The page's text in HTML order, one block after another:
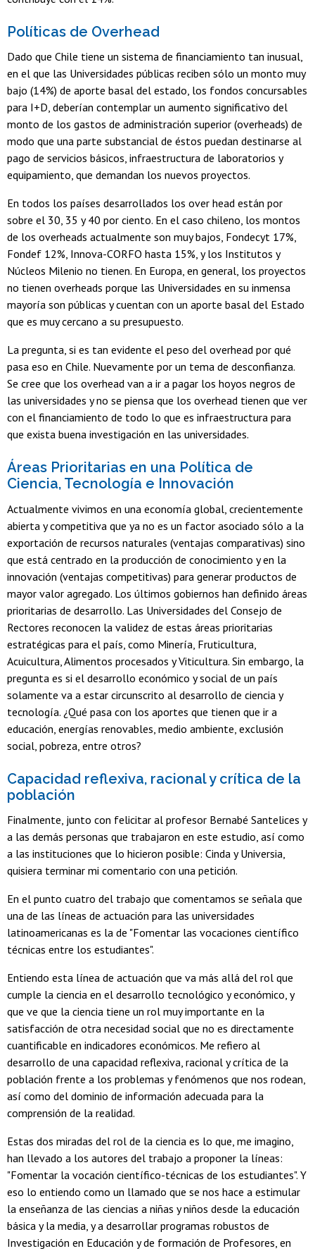
Políticas de Overhead
Dado que Chile tiene un sistema de financiamiento tan inusual,
en el que las Universidades públicas reciben sólo un monto muy
bajo (14%) de aporte basal del estado, los fondos concursables
para I+D, deberían contemplar un aumento significativo del
monto de los gastos de administración superior (overheads) de
modo que una parte substancial de éstos puedan destinarse al
pago de servicios básicos, infraestructura de laboratorios y
equipamiento, que demandan los nuevos proyectos.
En todos los países desarrollados los over head están por
sobre el 30, 35 y 40 por ciento. En el caso chileno, los montos
de los overheads actualmente son muy bajos, Fondecyt 17%,
Fondef 12%, Innova-CORFO hasta 15%, y los Institutos y
Núcleos Milenio no tienen. En Europa, en general, los proyectos
no tienen overheads porque las Universidades en su inmensa
mayoría son públicas y cuentan con un aporte basal del Estado
que es muy cercano a su presupuesto.
La pregunta, si es tan evidente el peso del overhead por qué
pasa eso en Chile. Nuevamente por un tema de desconfianza.
Se cree que los overhead van a ir a pagar los hoyos negros de
las universidades y no se piensa que los overhead tienen que ver
con el financiamiento de todo lo que es infraestructura para
que exista buena investigación en las universidades.
Áreas Prioritarias en una Política de
Ciencia, Tecnología e Innovación
Actualmente vivimos en una economía global, crecientemente
abierta y competitiva que ya no es un factor asociado sólo a la
exportación de recursos naturales (ventajas comparativas) sino
que está centrado en la producción de conocimiento y en la
innovación (ventajas competitivas) para generar productos de
mayor valor agregado. Los últimos gobiernos han definido áreas
prioritarias de desarrollo. Las Universidades del Consejo de
Rectores reconocen la validez de estas áreas prioritarias
estratégicas para el país, como Minería, Fruticultura,
Acuicultura, Alimentos procesados y Viticultura. Sin embargo, la
pregunta es si el desarrollo económico y social de un país
solamente va a estar circunscrito al desarrollo de ciencia y
tecnología. ¿Qué pasa con los aportes que tienen que ir a
educación, energías renovables, medio ambiente, exclusión
social, pobreza, entre otros?
Capacidad reflexiva, racional y crítica de la
población
Finalmente, junto con felicitar al profesor Bernabé Santelices y
a las demás personas que trabajaron en este estudio, así como
a las instituciones que lo hicieron posible: Cinda y Universia,
quisiera terminar mi comentario con una petición.
En el punto cuatro del trabajo que comentamos se señala que
una de las líneas de actuación para las universidades
latinoamericanas es la de "Fomentar las vocaciones científico
técnicas entre los estudiantes".
Entiendo esta línea de actuación que va más allá del rol que
cumple la ciencia en el desarrollo tecnológico y económico, y
que ve que la ciencia tiene un rol muy importante en la
satisfacción de otra necesidad social que no es directamente
cuantificable en indicadores económicos. Me refiero al
desarrollo de una capacidad reflexiva, racional y crítica de la
población frente a los problemas y fenómenos que nos rodean,
así como del dominio de información adecuada para la
comprensión de la realidad.
Estas dos miradas del rol de la ciencia es lo que, me imagino,
han llevado a los autores del trabajo a proponer la líneas:
"Fomentar la vocación científico-técnicas de los estudiantes". Y
eso lo entiendo como un llamado que se nos hace a estimular
la enseñanza de las ciencias a niñas y niños desde la educación
básica y la media, y a desarrollar programas robustos de
Investigación en Educación y de formación de Profesores, en